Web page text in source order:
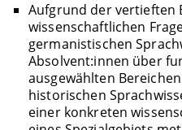
Aufgrund der vertieften
wissenschaftlichen
germanistischen
Absolvent:innen über
ausgewählten
historischen
einer konkreten